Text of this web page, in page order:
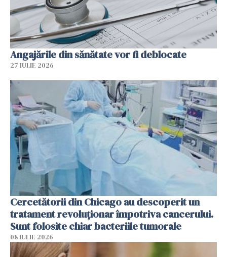
Angajările din sănătate vor fi deblocate
27 IULIE 2026
Cercetătorii din Chicago au descoperit un
tratament revoluționar împotriva cancerului.
Sunt folosite chiar bacteriile tumorale
08 IULIE 2026